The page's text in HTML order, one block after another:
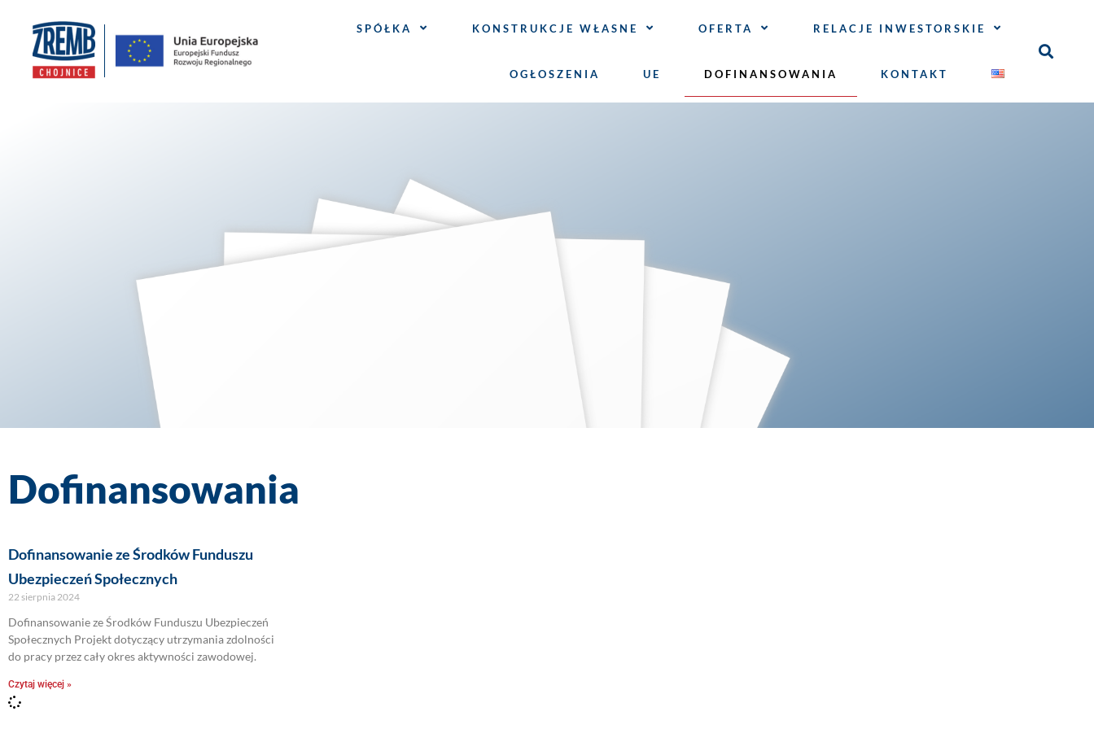
SPÓŁKA KONSTRUKCJE WŁASNE OFERTA RELACJE INWESTORSKIE
OGŁOSZENIA UE DOFINANSOWANIA KONTAKT
Dofinansowania
Dofinansowanie ze Środków Funduszu
Ubezpieczeń Społecznych
22 sierpnia 2024
Dofinansowanie ze Środków Funduszu Ubezpieczeń
Społecznych Projekt dotyczący utrzymania zdolności
do pracy przez cały okres aktywności zawodowej.
Czytaj więcej »